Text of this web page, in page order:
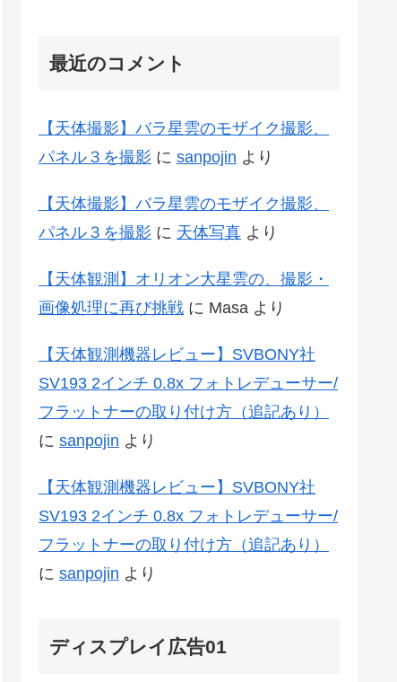
最近のコメント
【天体撮影】バラ星雲のモザイク撮影、
パネル３を撮影 に sanpojin より
【天体撮影】バラ星雲のモザイク撮影、
パネル３を撮影 に 天体写真 より
【天体観測】オリオン大星雲の、撮影・
画像処理に再び挑戦 に Masa より
【天体観測機器レビュー】SVBONY社
SV193 2インチ 0.8x フォトレデューサー/
フラットナーの取り付け方（追記あり）
に sanpojin より
【天体観測機器レビュー】SVBONY社
SV193 2インチ 0.8x フォトレデューサー/
フラットナーの取り付け方（追記あり）
に sanpojin より
ディスプレイ広告01